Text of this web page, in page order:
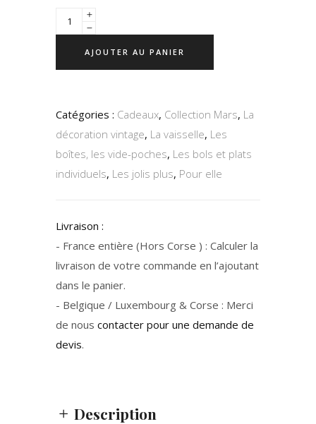
AJOUTER AU PANIER
Catégories : Cadeaux, Collection Mars, La
décoration vintage, La vaisselle, Les
boîtes, les vide-poches, Les bols et plats
individuels, Les jolis plus, Pour elle
Livraison :
- France entière (Hors Corse ) : Calculer la
livraison de votre commande en l’ajoutant
dans le panier.
- Belgique / Luxembourg & Corse : Merci
de nous contacter pour une demande de
devis.
Description